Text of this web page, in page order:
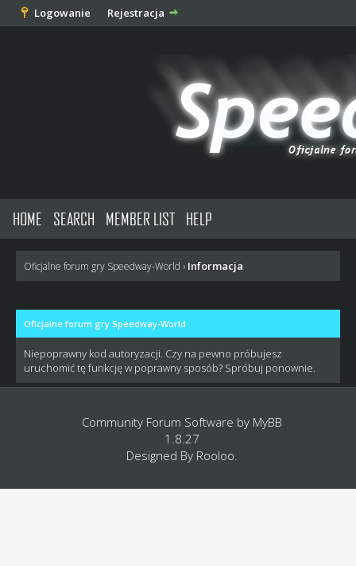
Logowanie Rejestracja
HOME SEARCH MEMBER LIST HELP
Oficjalne forum gry Speedway-World › Informacja
Oficjalne forum gry Speedway-World
Niepoprawny kod autoryzacji. Czy na pewno próbujesz
uruchomić tę funkcję w poprawny sposób? Spróbuj ponownie.
Community Forum Software by MyBB
1.8.27
Designed By Rooloo.